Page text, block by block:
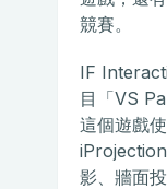
競賽。
IF
目「VS
這個遊戲
影、牆面